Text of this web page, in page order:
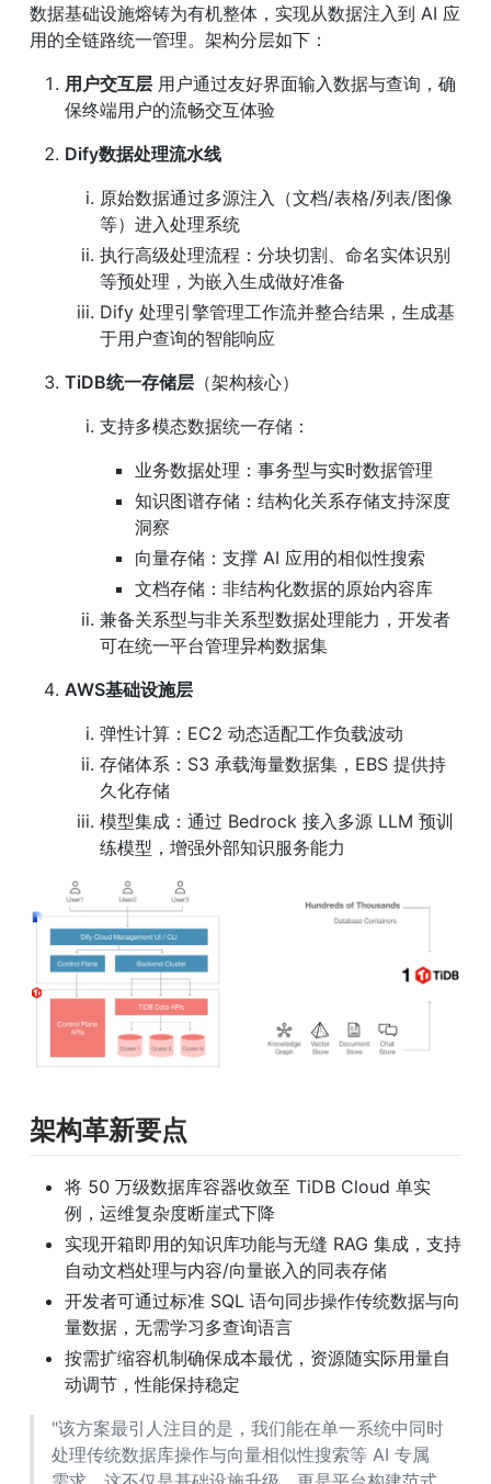
数据基础设施熔铸为有机整体，实现从数据注入到 AI 应
用的全链路统一管理。架构分层如下：
用户交互层 用户通过友好界面输入数据与查询，确
保终端用户的流畅交互体验
Dify数据处理流水线
原始数据通过多源注入（文档/表格/列表/图像
等）进入处理系统
执行高级处理流程：分块切割、命名实体识别
等预处理，为嵌入生成做好准备
Dify 处理引擎管理工作流并整合结果，生成基
于用户查询的智能响应
TiDB统一存储层 （架构核心）
支持多模态数据统一存储：
业务数据处理：事务型与实时数据管理
知识图谱存储：结构化关系存储支持深度
洞察
向量存储：支撑 AI 应用的相似性搜索
文档存储：非结构化数据的原始内容库
兼备关系型与非关系型数据处理能力，开发者
可在统一平台管理异构数据集
AWS基础设施层
弹性计算：EC2 动态适配工作负载波动
存储体系：S3 承载海量数据集，EBS 提供持
久化存储
模型集成：通过 Bedrock 接入多源 LLM 预训
练模型，增强外部知识服务能力
架构革新要点
将 50 万级数据库容器收敛至 TiDB Cloud 单实
例，运维复杂度断崖式下降
实现开箱即用的知识库功能与无缝 RAG 集成，支持
自动文档处理与内容/向量嵌入的同表存储
开发者可通过标准 SQL 语句同步操作传统数据与向
量数据，无需学习多查询语言
按需扩缩容机制确保成本最优，资源随实际用量自
动调节，性能保持稳定
"该方案最引人注目的是，我们能在单一系统中同时
处理传统数据库操作与向量相似性搜索等 AI 专属